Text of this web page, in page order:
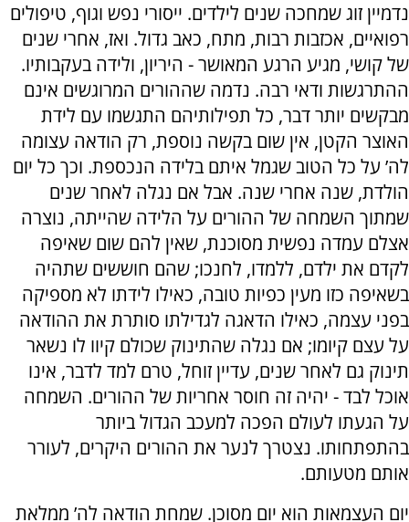
נדמיין זוג שמחכה שנים לילדים. ייסורי נפש וגוף, טיפולים
רפואיים, אכזבות רבות, מתח, כאב גדול. ואז, אחרי שנים
של קושי, מגיע הרגע המאושר - היריון, ולידה בעקבותיו.
ההתרגשות ודאי רבה. נדמה שההורים המרוגשים אינם
מבקשים יותר דבר, כל תפילותיהם התגשמו עם לידת
האוצר הקטן, אין שום בקשה נוספת, רק הודאה עצומה
לה’ על כל הטוב שגמל איתם בלידה הנכספת. וכך כל יום
הולדת, שנה אחרי שנה. אבל אם נגלה לאחר שנים
שמתוך השמחה של ההורים על הלידה שהייתה, נוצרה
אצלם עמדה נפשית מסוכנת, שאין להם שום שאיפה
לקדם את ילדם, ללמדו, לחנכו; שהם חוששים שתהיה
בשאיפה כזו מעין כפיות טובה, כאילו לידתו לא מספיקה
בפני עצמה, כאילו הדאגה לגדילתו סותרת את ההודאה
על עצם קיומו; אם נגלה שהתינוק שכולם קיוו לו נשאר
תינוק גם לאחר שנים, עדיין זוחל, טרם למד לדבר, אינו
אוכל לבד - יהיה זה חוסר אחריות של ההורים. השמחה
על הגעתו לעולם הפכה למעכב הגדול ביותר
בהתפתחותו. נצטרך לנער את ההורים היקרים, לעורר
אותם מטעותם.
יום העצמאות הוא יום מסוכן. שמחת הודאה לה’ ממלאת